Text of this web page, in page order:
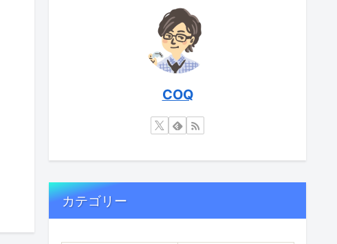
COQ
カテゴリー